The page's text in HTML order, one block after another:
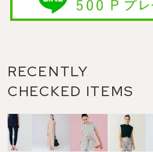
RECENTLY
CHECKED ITEMS